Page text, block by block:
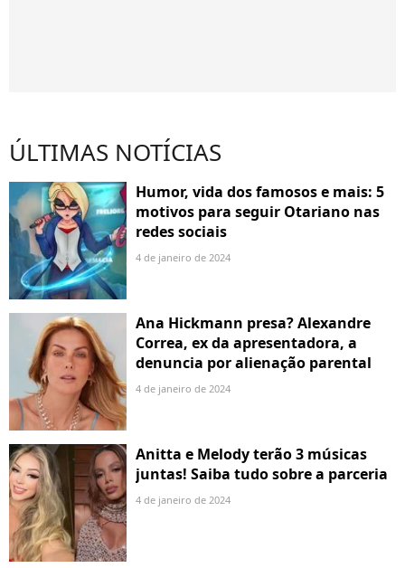
ÚLTIMAS NOTÍCIAS
Humor, vida dos famosos e mais: 5
motivos para seguir Otariano nas
redes sociais
4 de janeiro de 2024
Ana Hickmann presa? Alexandre
Correa, ex da apresentadora, a
denuncia por alienação parental
4 de janeiro de 2024
Anitta e Melody terão 3 músicas
juntas! Saiba tudo sobre a parceria
4 de janeiro de 2024